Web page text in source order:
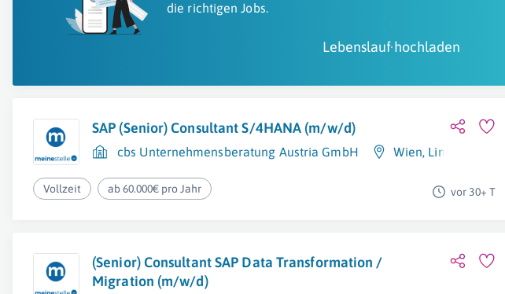
die richtigen Jobs.
Lebenslauf hochladen
SAP (Senior) Consultant S/4HANA (m/w/d)
cbs Unternehmensberatung Austria GmbH Wien, Linz
Vollzeit ab 60.000€ pro Jahr vor 30+ T
(Senior) Consultant SAP Data Transformation /
Migration (m/w/d)